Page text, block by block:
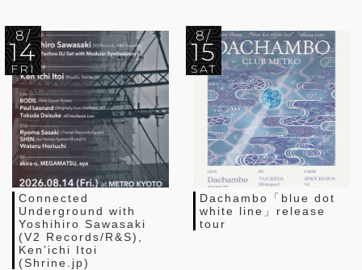
8/
14
FRI
Connected
Underground with
Yoshihiro Sawasaki
(V2 Records/R&S),
Ken’ichi Itoi
(Shrine.jp)
8/
15
SAT
Dachambo「blue dot
white line」release
tour